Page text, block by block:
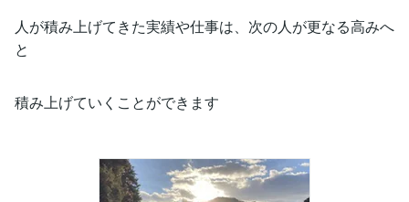
人が積み上げてきた実績や仕事は、次の人が更なる高みへ
と
積み上げていくことができます